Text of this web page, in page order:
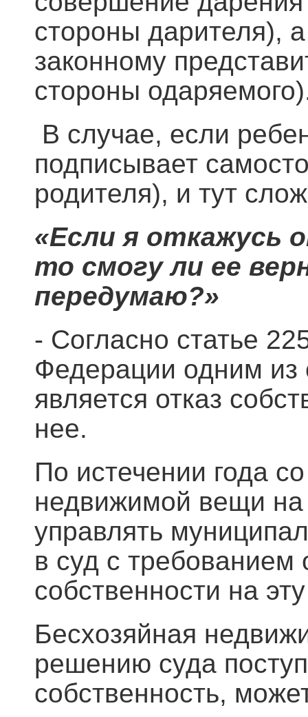
стороны дарителя),
законному
стороны
В случае, если
подписывает
родителя), и тут
«Если я откажусь
то смогу ли ее
передумаю?»
- Согласно статье
Федерации одним из
является отказ
нее.
По истечении года
недвижимой вещи на
управлять
в суд с
собственности на
Бесхозяйная
решению суда
собственность,